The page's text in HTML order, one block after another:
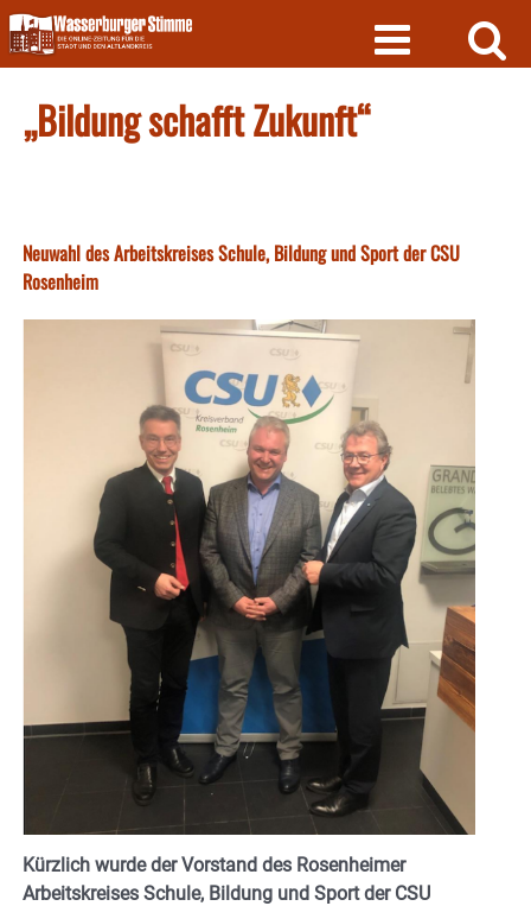
Skip
to
content
„Bildung schafft Zukunft“
Neuwahl des Arbeitskreises Schule, Bildung und Sport der CSU
Rosenheim
Kürzlich wurde der Vorstand des Rosenheimer
Arbeitskreises Schule, Bildung und Sport der CSU